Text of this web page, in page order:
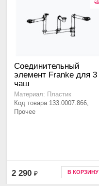
Соединительный
элемент Franke для 3
чаш
Материал: Пластик
Код товара 133.0007.866,
Прочее
2 290 ₽ В КОРЗИНУ